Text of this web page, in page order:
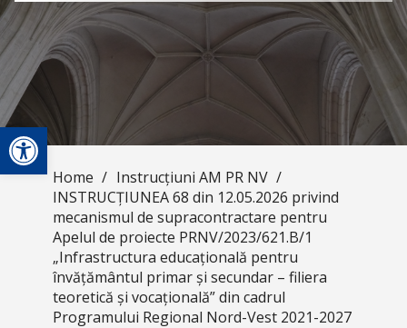
Open toolbar
Home / Instrucțiuni AM PR NV /
INSTRUCȚIUNEA 68 din 12.05.2026 privind
mecanismul de supracontractare pentru
Apelul de proiecte PRNV/2023/621.B/1
„Infrastructura educațională pentru
învățământul primar și secundar – filiera
teoretică și vocațională” din cadrul
Programului Regional Nord-Vest 2021-2027